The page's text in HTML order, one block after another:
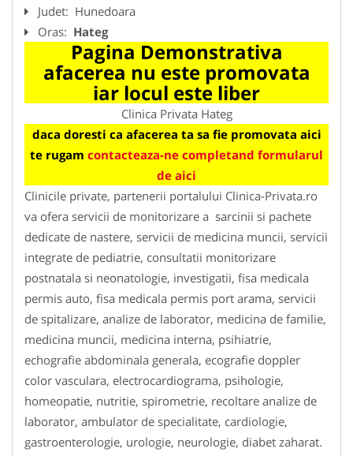
Judet: Hunedoara
Oras: Hateg
Pagina Demonstrativa
afacerea nu este promovata
iar locul este liber
Clinica Privata Hateg
daca doresti ca afacerea ta sa fie promovata aici
te rugam contacteaza-ne completand formularul
de aici
Clinicile private, partenerii portalului Clinica-Privata.ro
va ofera servicii de monitorizare a sarcinii si pachete
dedicate de nastere, servicii de medicina muncii, servicii
integrate de pediatrie, consultatii monitorizare
postnatala si neonatologie, investigatii, fisa medicala
permis auto, fisa medicala permis port arama, servicii
de spitalizare, analize de laborator, medicina de familie,
medicina muncii, medicina interna, psihiatrie,
echografie abdominala generala, ecografie doppler
color vasculara, electrocardiograma, psihologie,
homeopatie, nutritie, spirometrie, recoltare analize de
laborator, ambulator de specialitate, cardiologie,
gastroenterologie, urologie, neurologie, diabet zaharat.